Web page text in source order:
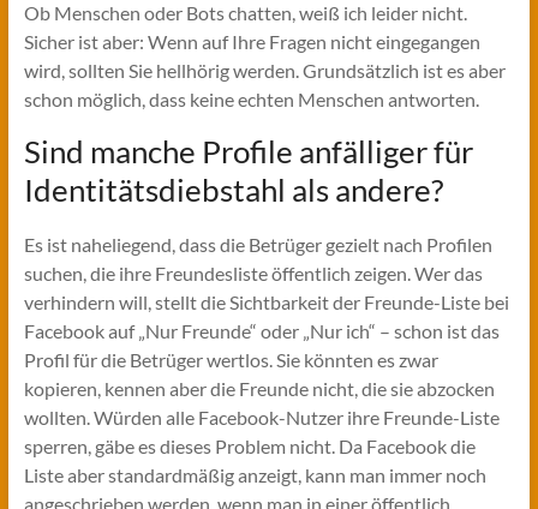
Ob Menschen oder Bots chatten, weiß ich leider nicht.
Sicher ist aber: Wenn auf Ihre Fragen nicht eingegangen
wird, sollten Sie hellhörig werden. Grundsätzlich ist es aber
schon möglich, dass keine echten Menschen antworten.
Sind manche Profile anfälliger für
Identitätsdiebstahl als andere?
Es ist naheliegend, dass die Betrüger gezielt nach Profilen
suchen, die ihre Freundesliste öffentlich zeigen. Wer das
verhindern will, stellt die Sichtbarkeit der Freunde-Liste bei
Facebook auf „Nur Freunde“ oder „Nur ich“ – schon ist das
Profil für die Betrüger wertlos. Sie könnten es zwar
kopieren, kennen aber die Freunde nicht, die sie abzocken
wollten. Würden alle Facebook-Nutzer ihre Freunde-Liste
sperren, gäbe es dieses Problem nicht. Da Facebook die
Liste aber standardmäßig anzeigt, kann man immer noch
angeschrieben werden, wenn man in einer öffentlich